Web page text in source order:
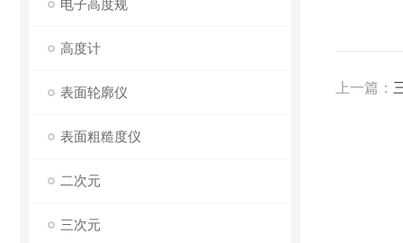
电子高度规
高度计
表面轮廓仪
表面粗糙度仪
二次元
三次元
上一篇：